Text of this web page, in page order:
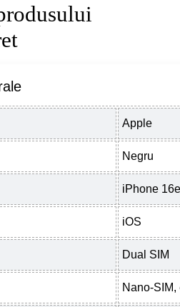
Apple
Negru
iPhone 16e
iOS
Dual SIM
Nano-SIM,